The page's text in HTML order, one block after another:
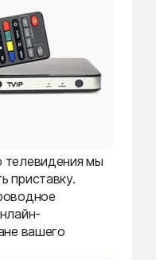
телевидения мы
приставку.
вашего